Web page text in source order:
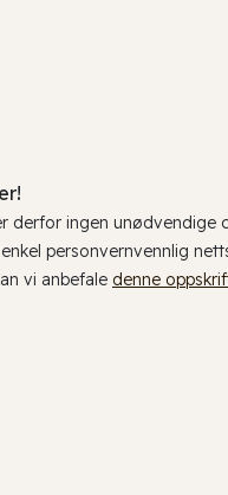
derfor ingen unødvendige
personvernvennlig
vi anbefale denne